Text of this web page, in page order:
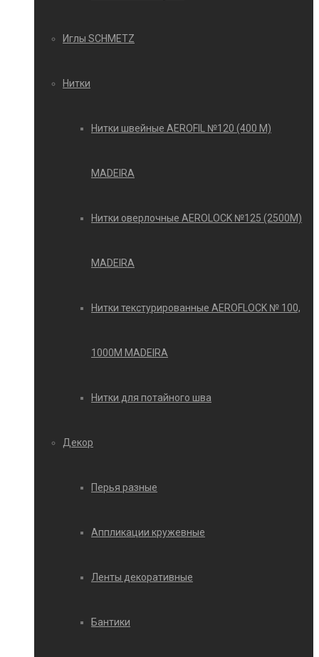
Иглы SCHMETZ
Нитки
Нитки швейные AEROFIL №120 (400 М)
MADEIRA
Нитки оверлочные AEROLOCK №125 (2500М)
MADEIRA
Нитки текстурированные AEROFLOCK № 100,
1000М MADEIRA
Нитки для потайного шва
Декор
Перья разные
Аппликации кружевные
Ленты декоративные
Бантики